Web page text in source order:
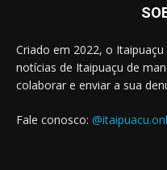
Criado em 2022, o
notícias de Itaipuaçu de
colaborar e enviar a sua
Fale conosco: